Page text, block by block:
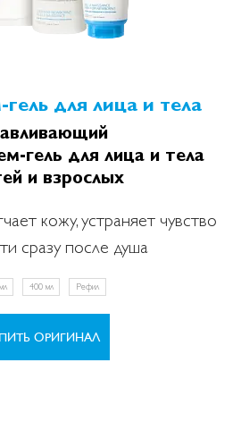
для лица и тела
гель для лица и тела
и взрослых
кожу, устраняет чувство
сразу после душа
400 мл Рефил
ОРИГИНАЛ